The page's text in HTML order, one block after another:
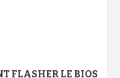
FLASHER LE BIOS